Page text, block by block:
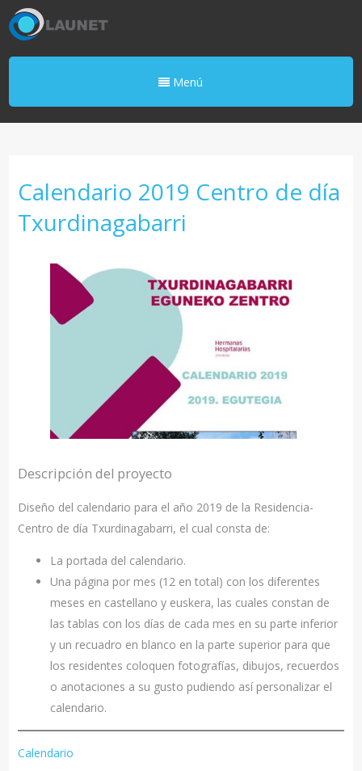
Menú
Calendario 2019 Centro de día
Txurdinagabarri
Descripción del proyecto
Diseño del calendario para el año 2019 de la Residencia-
Centro de día Txurdinagabarri, el cual consta de:
La portada del calendario.
Una página por mes (12 en total) con los diferentes
meses en castellano y euskera, las cuales constan de
las tablas con los días de cada mes en su parte inferior
y un recuadro en blanco en la parte superior para que
los residentes coloquen fotografías, dibujos, recuerdos
o anotaciones a su gusto pudiendo así personalizar el
calendario.
Calendario